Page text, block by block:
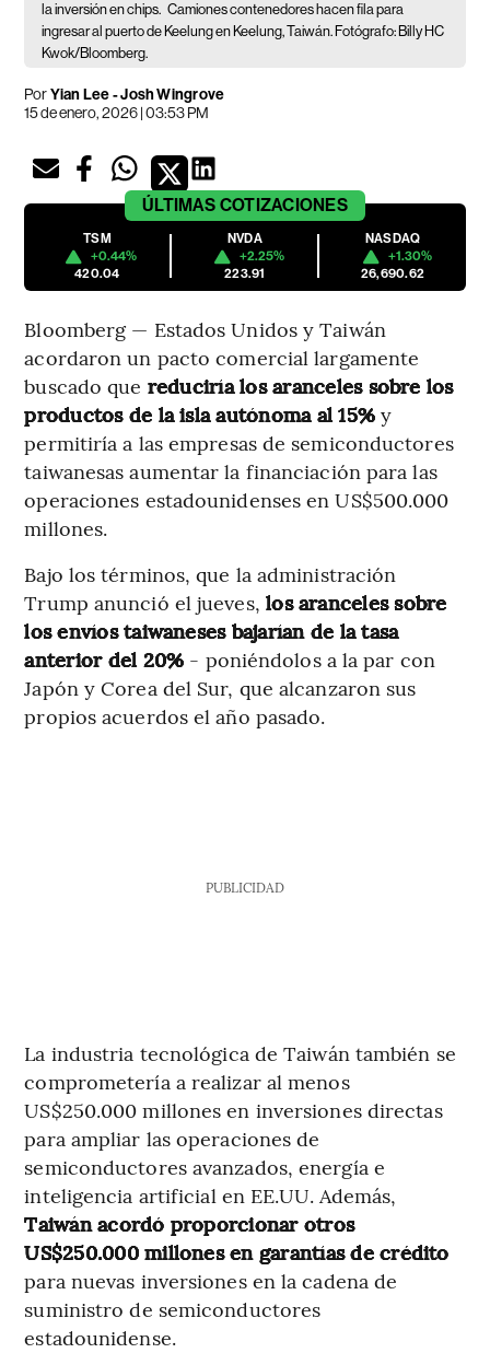
la inversión en chips. Camiones contenedores hacen fila para
ingresar al puerto de Keelung en Keelung, Taiwán. Fotógrafo: Billy HC
Kwok/Bloomberg.
PorYian Lee - Josh Wingrove
15 de enero, 2026 | 03:53 PM
ÚLTIMAS COTIZACIONES
TSM
+0.44%
420.04
NVDA
+2.25%
223.91
NASDAQ
+1.30%
26,690.62
Bloomberg — Estados Unidos y Taiwán
acordaron un pacto comercial largamente
buscado que reduciría los aranceles sobre los
productos de la isla autónoma al 15% y
permitiría a las empresas de semiconductores
taiwanesas aumentar la financiación para las
operaciones estadounidenses en US$500.000
millones.
Bajo los términos, que la administración
Trump anunció el jueves, los aranceles sobre
los envíos taiwaneses bajarían de la tasa
anterior del 20% - poniéndolos a la par con
Japón y Corea del Sur, que alcanzaron sus
propios acuerdos el año pasado.
PUBLICIDAD
La industria tecnológica de Taiwán también se
comprometería a realizar al menos
US$250.000 millones en inversiones directas
para ampliar las operaciones de
semiconductores avanzados, energía e
inteligencia artificial en EE.UU. Además,
Taiwán acordó proporcionar otros
US$250.000 millones en garantías de crédito
para nuevas inversiones en la cadena de
suministro de semiconductores
estadounidense.